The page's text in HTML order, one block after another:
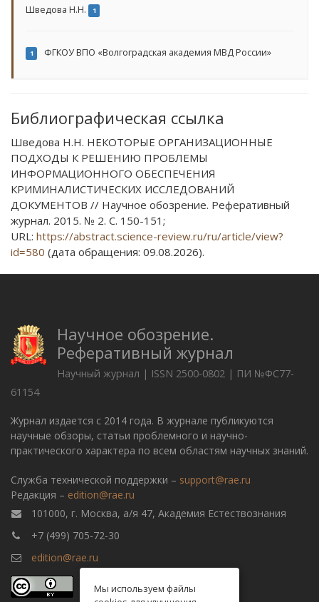
Шведова Н.Н. 1
1 ФГКОУ ВПО «Волгоградская академия МВД России»
Библиографическая ссылка
Шведова Н.Н. НЕКОТОРЫЕ ОРГАНИЗАЦИОННЫЕ
ПОДХОДЫ К РЕШЕНИЮ ПРОБЛЕМЫ
ИНФОРМАЦИОННОГО ОБЕСПЕЧЕНИЯ
КРИМИНАЛИСТИЧЕСКИХ ИССЛЕДОВАНИЙ
ДОКУМЕНТОВ // Научное обозрение. Реферативный
журнал. 2015. № 2. С. 150-151;
URL: https://abstract.science-review.ru/ru/article/view?
id=580 (дата обращения: 09.08.2026).
Научное обозрение.
Реферативный журнал
Научный журнал | ISSN 2500-0802 | ПИ №ФС77-
61154
Журнал издается с 2014 года. В журнале публикуются
научные обзоры, статьи проблемного и научно-
практического характера по всем областям научных знаний.
Служба технической поддержки – support@rae.ru
Редакция – edition@rae.ru
101000, г. Москва, а/я 47, Академия Естествознания
+7 (499) 705-72-30
edition@rae.ru
Мы используем файлы